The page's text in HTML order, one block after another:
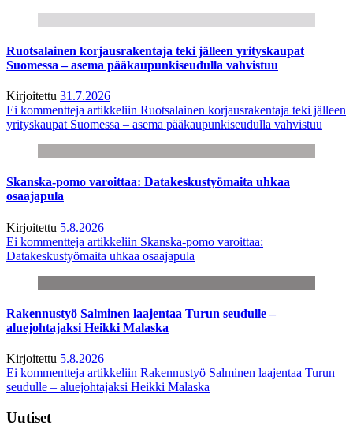
Ruotsalainen korjausrakentaja teki jälleen yrityskaupat
Suomessa – asema pääkaupunkiseudulla vahvistuu
Kirjoitettu 31.7.2026
Ei kommentteja artikkeliin Ruotsalainen korjausrakentaja teki jälleen
yrityskaupat Suomessa – asema pääkaupunkiseudulla vahvistuu
Skanska-pomo varoittaa: Datakeskustyömaita uhkaa
osaajapula
Kirjoitettu 5.8.2026
Ei kommentteja artikkeliin Skanska-pomo varoittaa:
Datakeskustyömaita uhkaa osaajapula
Rakennustyö Salminen laajentaa Turun seudulle –
aluejohtajaksi Heikki Malaska
Kirjoitettu 5.8.2026
Ei kommentteja artikkeliin Rakennustyö Salminen laajentaa Turun
seudulle – aluejohtajaksi Heikki Malaska
Uutiset